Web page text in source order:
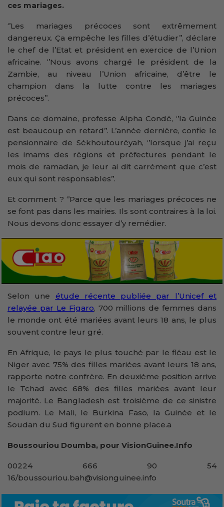
ces mariages.
‘’Les mariages précoces sont extrêmement
dangereux. Ça empêche les filles d’étudier’’, déclare
le chef de l’Etat et président en exercice de l’Union
africaine. ‘’Nous avons chargé le président de la
Zambie, au niveau l’Union africaine, d’être le
champion dans la lutte contre les mariages
précoces’’.
Dans ce domaine, professe Alpha Condé, ‘’la Guinée
est beaucoup en retard’’. L’année dernière, confie le
pensionnaire de Sékhoutouréyah, ‘’lorsque j’ai reçu
les imams des régions et préfectures pendant le
mois de ramadan, je leur ai dit carrément que c’est
eux qui sont responsables’’.
Et comment ? ‘’Parce que les mariages précoces ne
se font pas dans les mairies. Ils sont contraires à la loi.
Nous devons donc essayer d’y remédier.
Selon une étude récente publiée par l’Unicef et
relayée par Le Figaro, 700 millions de femmes dans
le monde ont été mariées avant leurs 18 ans, le plus
souvent contre leur gré.
En Afrique, le pays le plus touché par le fléau est le
Niger avec 75% des filles mariées avant leurs 18 ans,
rapporte notre confrère. En deuxième position arrive
le Tchad avec 68% des filles mariées avant leur
majorité. Le Bangladesh est troisième de ce sinistre
podium. Le Mali, le Burkina Faso, la Guinée et le
Soudan du Sud figurent en bonne place.a
Boussouriou Doumba, pour VisionGuinee.Info
00224 666 90 54
16/boussouriou.bah@visionguinee.info